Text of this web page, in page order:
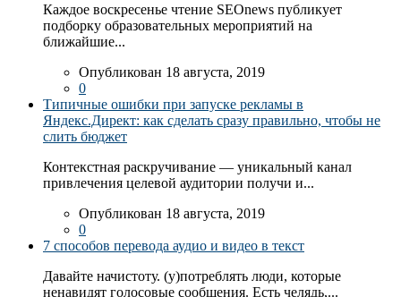
Каждое воскресенье чтение SEOnews публикует
подборку образовательных мероприятий на
ближайшие...
Опубликован 18 августа, 2019
0
Типичные ошибки при запуске рекламы в
Яндекс.Директ: как сделать сразу правильно, чтобы не
слить бюджет
Контекстная раскручивание — уникальный канал
привлечения целевой аудитории получи и...
Опубликован 18 августа, 2019
0
7 способов перевода аудио и видео в текст
Давайте начистоту. (у)потреблять люди, которые
ненавидят голосовые сообщения. Есть челядь,...